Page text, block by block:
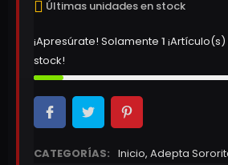
Últimas unidades en stock
¡Apresúrate! Solamente 1
stock!
CATEGORÍAS: Inicio, Adepta